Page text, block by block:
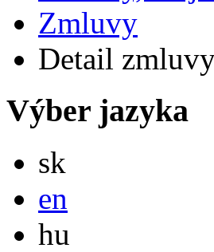
Zmluvy
Detail
Výber jazyka
sk
en
hu